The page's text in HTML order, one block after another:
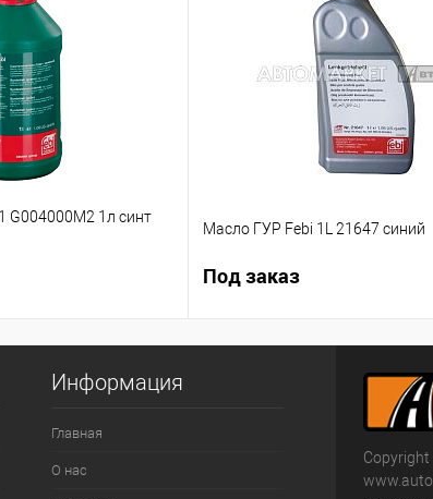
G004000M2 1л синт
Масло ГУР Febi 1L 21647 синий
Под заказ
Информация
Главная
О нас